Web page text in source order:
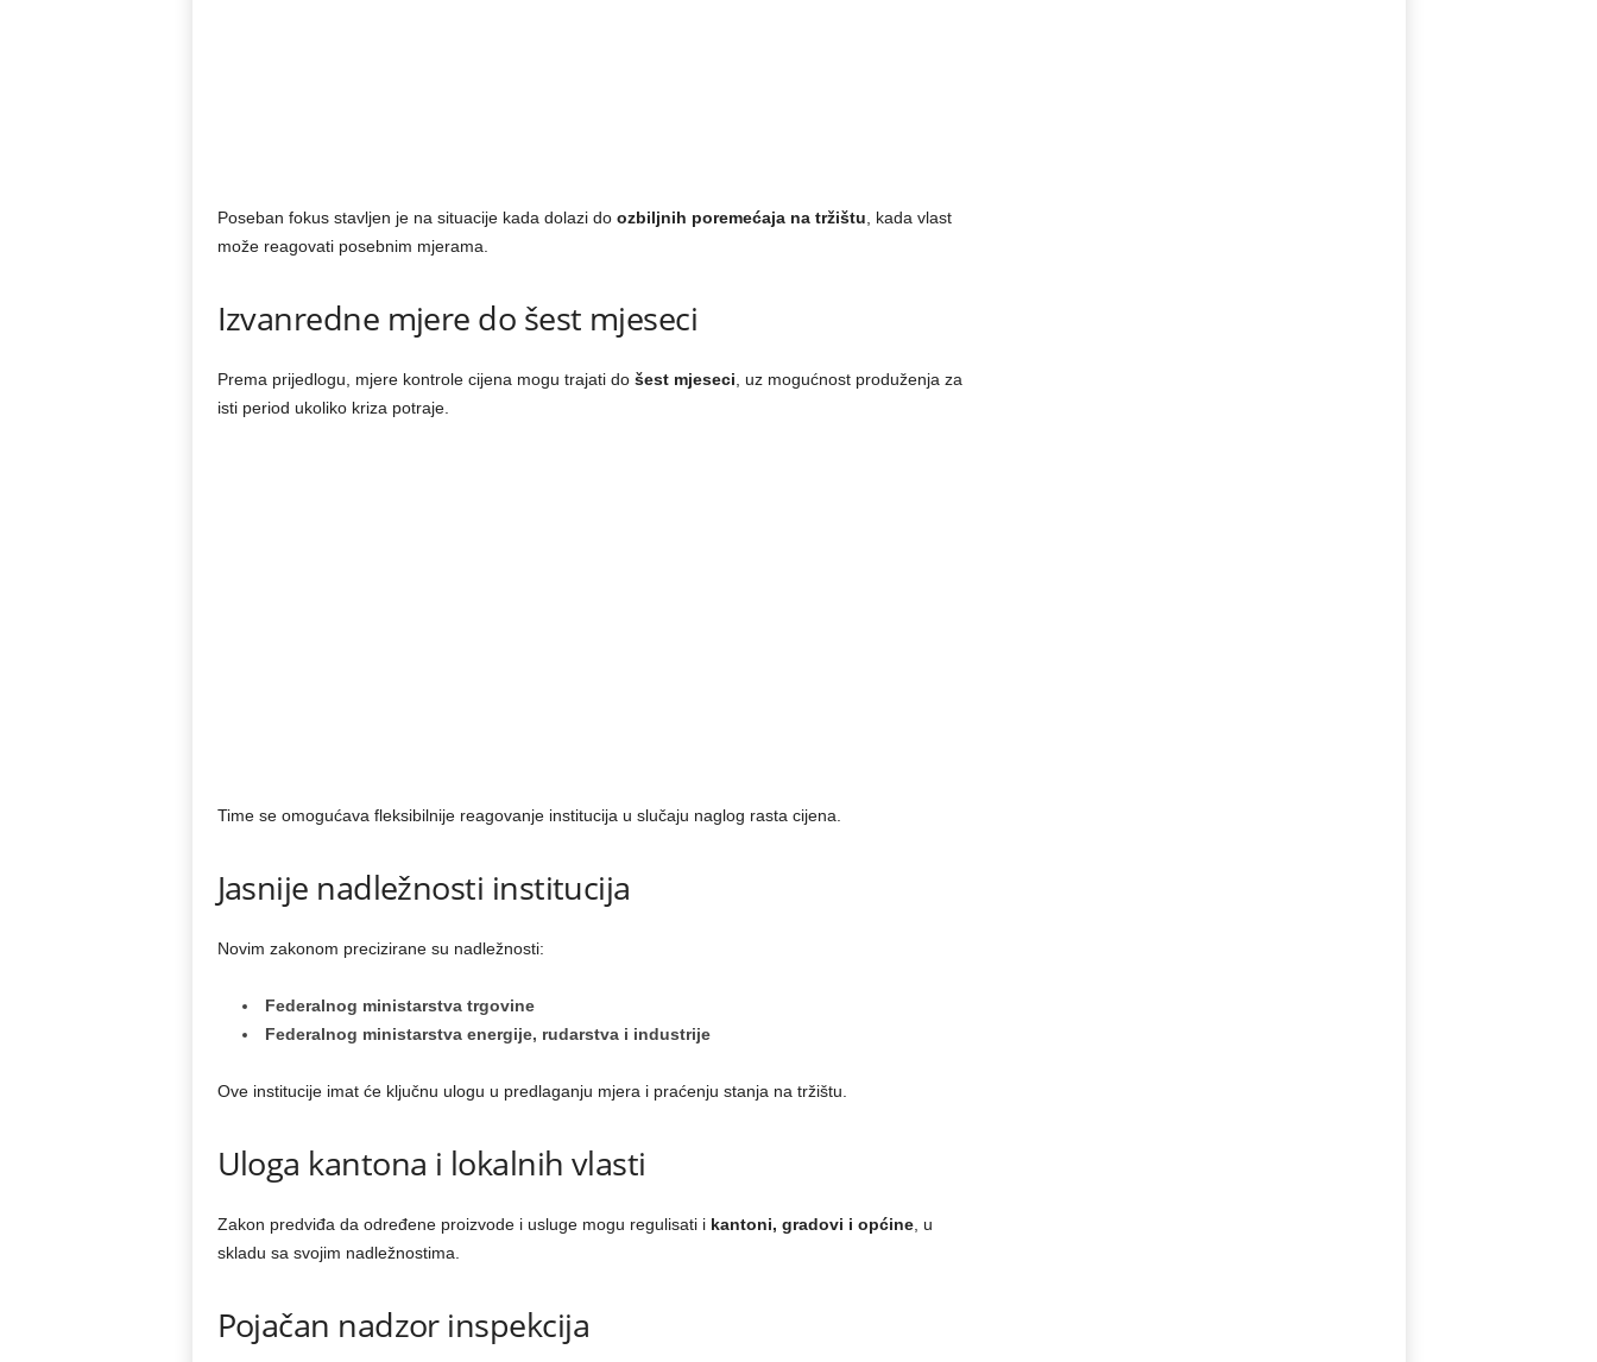
Poseban fokus stavljen je na situacije kada dolazi do ozbiljnih poremećaja na tržištu , kada vlast
može reagovati posebnim mjerama.
Izvanredne mjere do šest mjeseci
Prema prijedlogu, mjere kontrole cijena mogu trajati do šest mjeseci , uz mogućnost produženja za
isti period ukoliko kriza potraje.
Time se omogućava fleksibilnije reagovanje institucija u slučaju naglog rasta cijena.
Jasnije nadležnosti institucija
Novim zakonom precizirane su nadležnosti:
Federalnog ministarstva trgovine
Federalnog ministarstva energije, rudarstva i industrije
Ove institucije imat će ključnu ulogu u predlaganju mjera i praćenju stanja na tržištu.
Uloga kantona i lokalnih vlasti
Zakon predviđa da određene proizvode i usluge mogu regulisati i kantoni, gradovi i općine, u
skladu sa svojim nadležnostima.
Pojačan nadzor inspekcija